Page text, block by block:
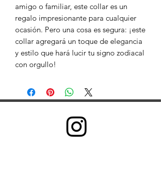
amigo o familiar, este collar es un
regalo impresionante para cualquier
ocasión. Pero una cosa es segura: ¡este
collar agregará un toque de elegancia
y estilo que hará lucir tu signo zodiacal
con orgullo!